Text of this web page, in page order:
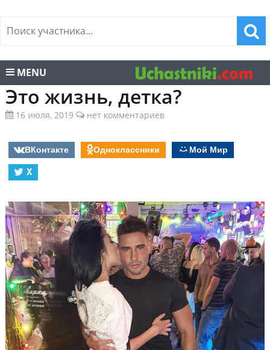
MENU
Это жизнь, детка?
16 июля, 2019 нет комментариев
ВКонтакте Одноклассники
Мой Мир
X